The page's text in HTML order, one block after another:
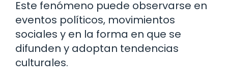
Este fenómeno puede observarse en
eventos políticos, movimientos
sociales y en la forma en que se
difunden y adoptan tendencias
culturales.